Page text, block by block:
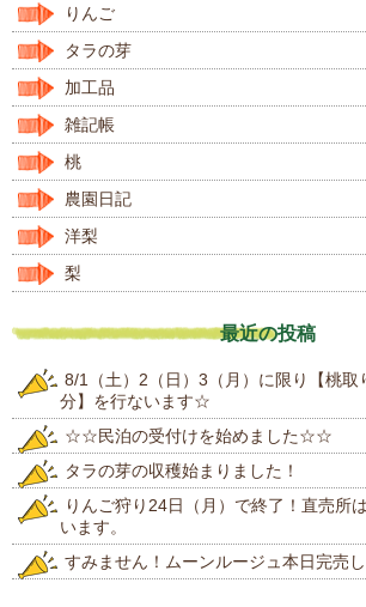
りんご
タラの芽
加工品
雑記帳
桃
農園日記
洋梨
梨
最近の投稿
8/1（土）2（日）3（月）に限り【桃取
分】を行ないます☆
☆☆民泊の受付けを始めました☆☆
タラの芽の収穫始まりました！
りんご狩り24日（月）で終了！直売所
います。
すみません！ムーンルージュ本日完売し